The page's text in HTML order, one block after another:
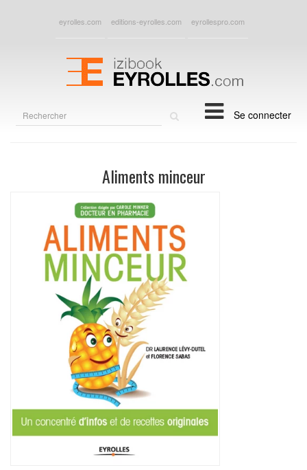
eyrolles.com editions-eyrolles.com eyrollespro.com
Se connecter
Aliments minceur